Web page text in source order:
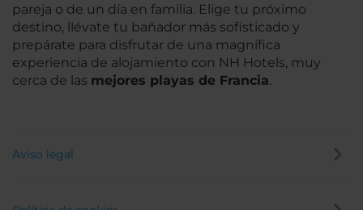
pareja o de un día en familia. Elige tu próximo
destino, llévate tu bañador más sofisticado y
prepárate para disfrutar de una magnífica
experiencia de alojamiento con NH Hotels, muy
cerca de las mejores playas de Francia.
Aviso legal